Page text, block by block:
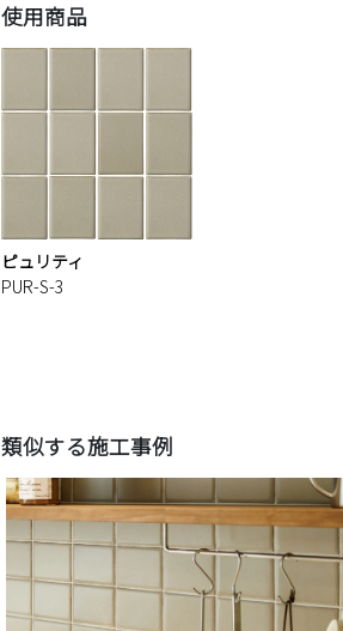
使用商品
ピュリティ
PUR-S-3
類似する施工事例